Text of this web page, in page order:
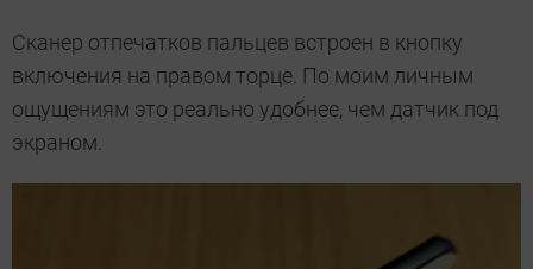
Сканер отпечатков пальцев встроен в кнопку
включения на правом торце. По моим личным
ощущениям это реально удобнее, чем датчик под
экраном.